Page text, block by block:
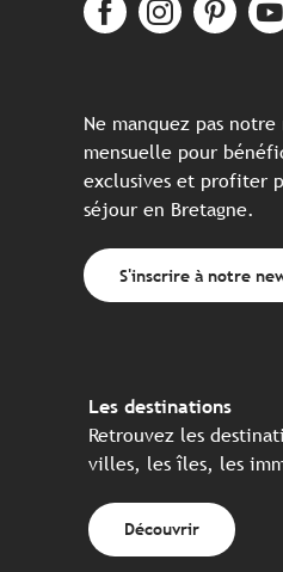
Ne manquez pas
mensuelle pour
exclusives et profiter
séjour en Bretagne.
S'inscrire à notre
Les destinations
Retrouvez les
villes, les îles, les
Découvrir